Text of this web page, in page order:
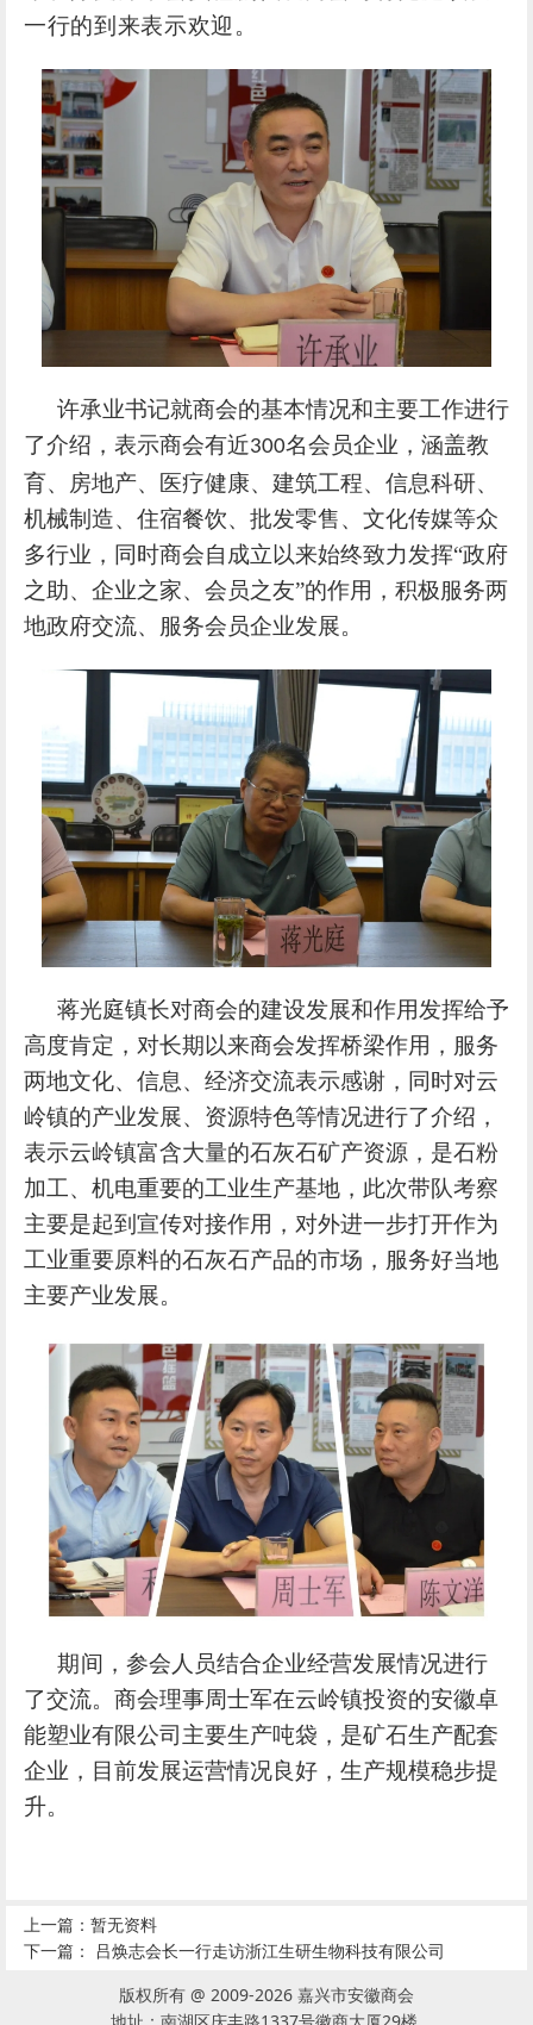
一行的到来表示欢迎。
许承业书记就商会的基本情况和主要工作进行
了介绍，表示商会有近300名会员企业， 涵盖教
育、房地产、医疗健康、建筑工程、信息科研、
机械制造、住宿餐饮、批发零售、文化传媒等众
多行业，同时商会自成立以来始终致力发挥“政府
之助、企业之家、会员之友”的作用，积极服务两
地政府交流、服务会员企业发展。
蒋光庭镇长对商会的建设发展和作用发挥给予
高度肯定，对长期以来商会发挥桥梁作用，服务
两地文化、信息、经济交流表示感谢，同时对云
岭镇的产业发展、资源特色等情况进行了介绍，
表示云岭镇富含大量的石灰石矿产资源，是石粉
加工、机电重要的工业生产基地，此次带队考察
主要是起到宣传对接作用，对外进一步打开作为
工业重要原料的石灰石产品的市场 ，服务好当地
主要产业发展。
期间 ，参会人员结合企业经营发展情况进行
了交流。商会理事周士军在云岭镇投资的安徽卓
能塑业有限公司主要生产吨袋，是矿石生产配套
企业，目前发展运营情况良好，生产规模稳步提
升。
上一篇：暂无资料
下一篇：
吕焕志会长一行走访浙江生研生物科技有限公司
版权所有 @ 2009-2026 嘉兴市安徽商会